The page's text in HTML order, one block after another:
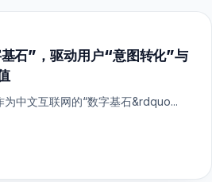
石”，驱动用户“意图转化”与
中文互联网的“数字基石&rdquo...